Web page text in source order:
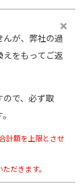
が、弊社の過
えをもってご返
ので、必ず取
計額を上限とさせ
だきます。